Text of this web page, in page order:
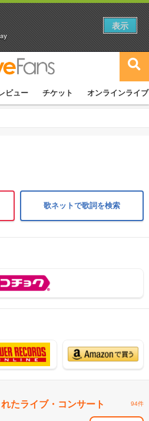
ビュー チケット オンラインライブ
歌ネットで歌詞を検索
たライブ・コンサート 94件
表示